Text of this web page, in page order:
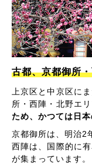
古都、京都御所
上京区と中京区に
所・西陣・北野エリ
ため、かつては日
京都御所は、明治2
西陣は、国際的に
が集まっています。